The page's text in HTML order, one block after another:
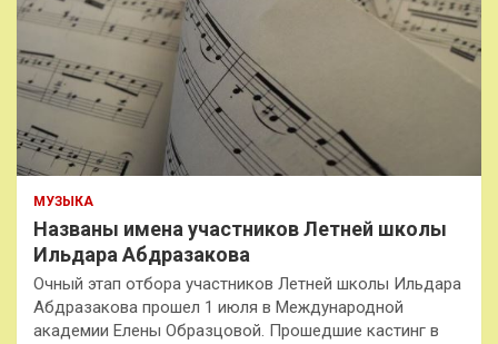
МУЗЫКА
Названы имена участников Летней школы
Ильдара Абдразакова
Очный этап отбора участников Летней школы Ильдара
Абдразакова прошел 1 июля в Международной
академии Елены Образцовой. Прошедшие кастинг в